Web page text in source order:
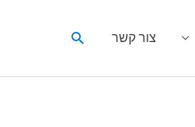
צור קשר חיפוש